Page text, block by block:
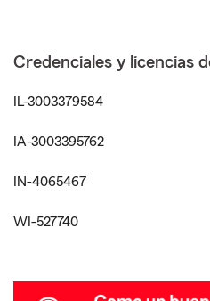
Credenciales y licencias
IL-3003379584
IA-3003395762
IN-4065467
WI-527740